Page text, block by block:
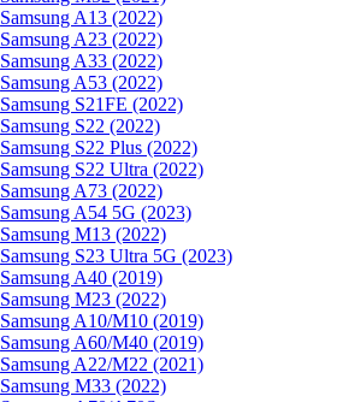
Samsung A13 (2022)
Samsung A23 (2022)
Samsung A33 (2022)
Samsung A53 (2022)
Samsung S21FE (2022)
Samsung S22 (2022)
Samsung S22 Plus (2022)
Samsung S22 Ultra (2022)
Samsung A73 (2022)
Samsung A54 5G (2023)
Samsung M13 (2022)
Samsung S23 Ultra 5G (2023)
Samsung A40 (2019)
Samsung M23 (2022)
Samsung A10/M10 (2019)
Samsung A60/M40 (2019)
Samsung A22/M22 (2021)
Samsung M33 (2022)